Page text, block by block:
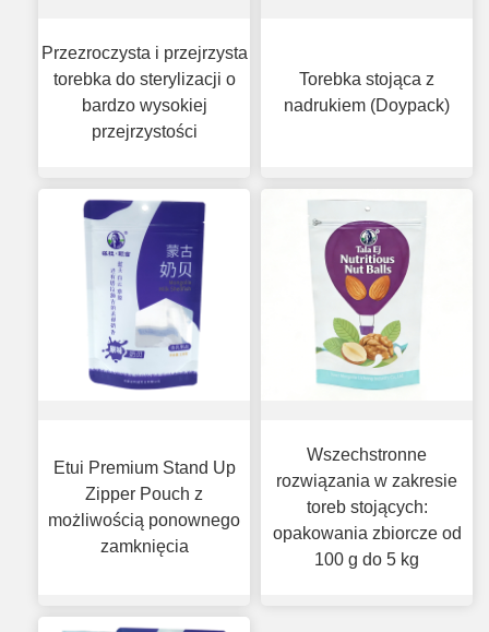
Przezroczysta i przejrzysta
torebka do sterylizacji o
bardzo wysokiej
przejrzystości
Torebka stojąca z
nadrukiem (Doypack)
Etui Premium Stand Up
Zipper Pouch z
możliwością ponownego
zamknięcia
Wszechstronne
rozwiązania w zakresie
toreb stojących:
opakowania zbiorcze od
100 g do 5 kg